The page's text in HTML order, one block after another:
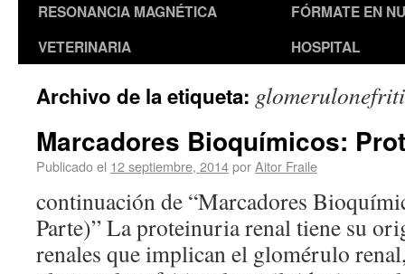
RESONANCIA MAGNÉTICA
VETERINARIA
FÓRMATE EN
HOSPITAL
Archivo de la etiqueta:
Marcadores Bioquímicos:
Publicado el 12 septiembre, 2014porAitor Fraile
continuación de “Marcadores
Parte)” La proteinuria renal tiene su
renales que implican el glomérulo